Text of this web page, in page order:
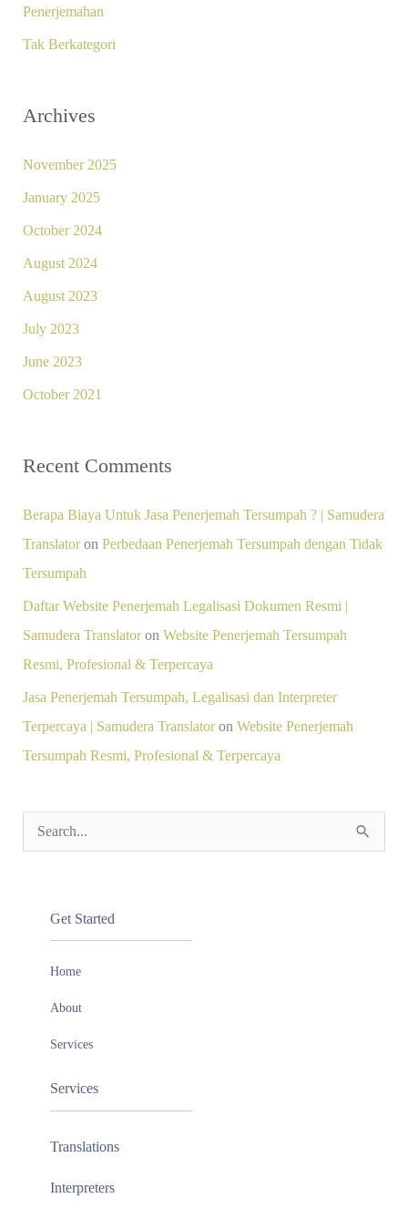
Penerjemahan
Tak Berkategori
Archives
November 2025
January 2025
October 2024
August 2024
August 2023
July 2023
June 2023
October 2021
Recent Comments
Berapa Biaya Untuk Jasa Penerjemah Tersumpah ? | Samudera
Translatoron Perbedaan Penerjemah Tersumpah dengan Tidak
Tersumpah
Daftar Website Penerjemah Legalisasi Dokumen Resmi |
Samudera Translatoron Website Penerjemah Tersumpah
Resmi, Profesional & Terpercaya
Jasa Penerjemah Tersumpah, Legalisasi dan Interpreter
Terpercaya | Samudera Translatoron Website Penerjemah
Tersumpah Resmi, Profesional & Terpercaya
Get Started
Home
About
Services
Services
Translations
Interpreters